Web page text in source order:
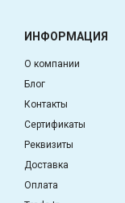
ИНФОРМАЦИЯ
О компании
Блог
Контакты
Сертификаты
Реквизиты
Доставка
Оплата